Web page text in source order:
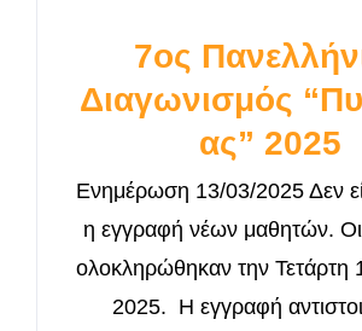
7ος
Διαγωνισμός
ας” 2025
Ενημέρωση 13/03/2025 Δεν
η εγγραφή νέων μαθητών.
ολοκληρώθηκαν την Τετάρτη
2025. Η εγγραφή